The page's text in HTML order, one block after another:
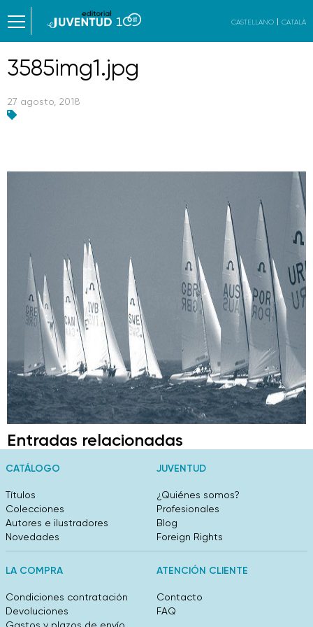
CASTELLANO CATALÀ
3585img1.jpg
27 agosto, 2018
Entradas relacionadas
CATÁLOGO
Títulos
Colecciones
Autores e ilustradores
Novedades
JUVENTUD
¿Quiénes somos?
Profesionales
Blog
Foreign Rights
LA COMPRA
Condiciones contratación
Devoluciones
ATENCIÓN CLIENTE
Contacto
FAQ